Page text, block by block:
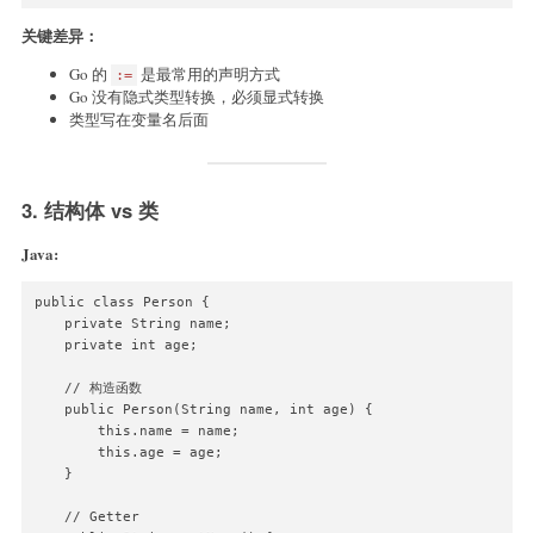
关键差异：
Go 的 := 是最常用的声明方式
Go 没有隐式类型转换，必须显式转换
类型写在变量名后面
3. 结构体 vs 类
Java:
public class Person {
    private String name;
    private int age;
    // 构造函数
    public Person(String name, int age) {
        this.name = name;
        this.age = age;
    }
    // Getter